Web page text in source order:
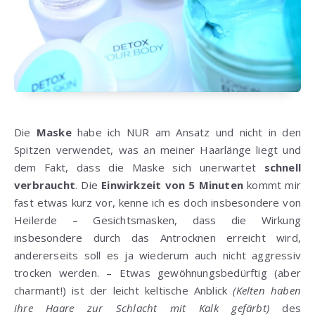
Die Maskehabe ich NUR am Ansatz und nicht in den
Spitzen verwendet, was an meiner Haarlänge liegt und
dem Fakt, dass die Maske sich unerwartet schnell
verbraucht. Die Einwirkzeit von 5 Minuten kommt mir
fast etwas kurz vor, kenne ich es doch insbesondere von
Heilerde – Gesichtsmasken, dass die Wirkung
insbesondere durch das Antrocknen erreicht wird,
andererseits soll es ja wiederum auch nicht aggressiv
trocken werden. – Etwas gewöhnungsbedürftig (aber
charmant!) ist der leicht keltische Anblick(Kelten haben
ihre Haare zur Schlacht mit Kalk gefärbt)des